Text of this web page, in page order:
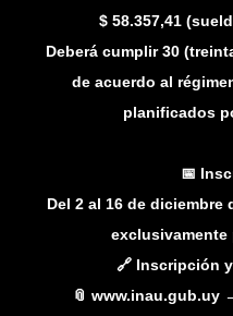
$ 58.357,41
Deberá cumplir 30
de acuerdo al
planificados
📅
Del 2 al 16 de diciembre
exclusivamente
🔗 Inscripción
📎 www.inau.gub.uy